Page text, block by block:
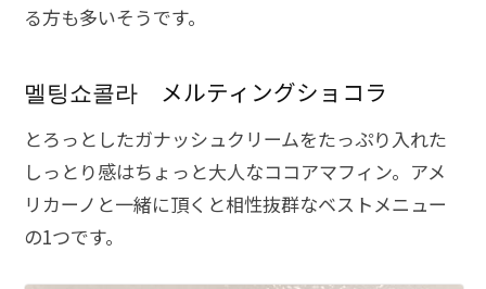
る方も多いそうです。
멜팅쇼콜라 メルティングショコラ
とろっとしたガナッシュクリームをたっぷり入れた
しっとり感はちょっと大人なココアマフィン。アメ
リカーノと一緒に頂くと相性抜群なベストメニュー
の1つです。